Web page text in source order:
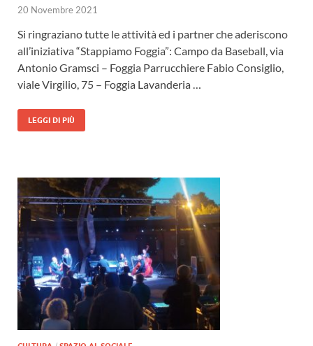
20 Novembre 2021
Si ringraziano tutte le attività ed i partner che aderiscono
all’iniziativa “Stappiamo Foggia”: Campo da Baseball, via
Antonio Gramsci – Foggia Parrucchiere Fabio Consiglio,
viale Virgilio, 75 – Foggia Lavanderia …
LEGGI DI PIÙ